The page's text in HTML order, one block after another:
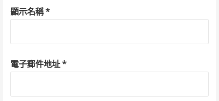
顯示名稱*
電子郵件地址*